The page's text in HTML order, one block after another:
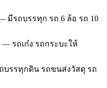
มีรถบรรทุก รถ 6 ล้อ รถ 10
— รถเก๋ง รถกระบะให้
บรรทุกดิน รถขนส่งวัสดุ รถ